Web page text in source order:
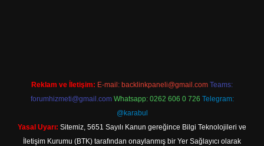
Reklam ve İletişim: E-mail: backlinkpaneli@gmail.com Teams:
forumhizmeti@gmail.com Whatsapp: 0262 606 0 726 Telegram:
@karabul
Yasal Uyarı: Sitemiz, 5651 Sayılı Kanun gereğince Bilgi Teknolojileri ve
İletişim Kurumu (BTK) tarafından onaylanmış bir Yer Sağlayıcı olarak